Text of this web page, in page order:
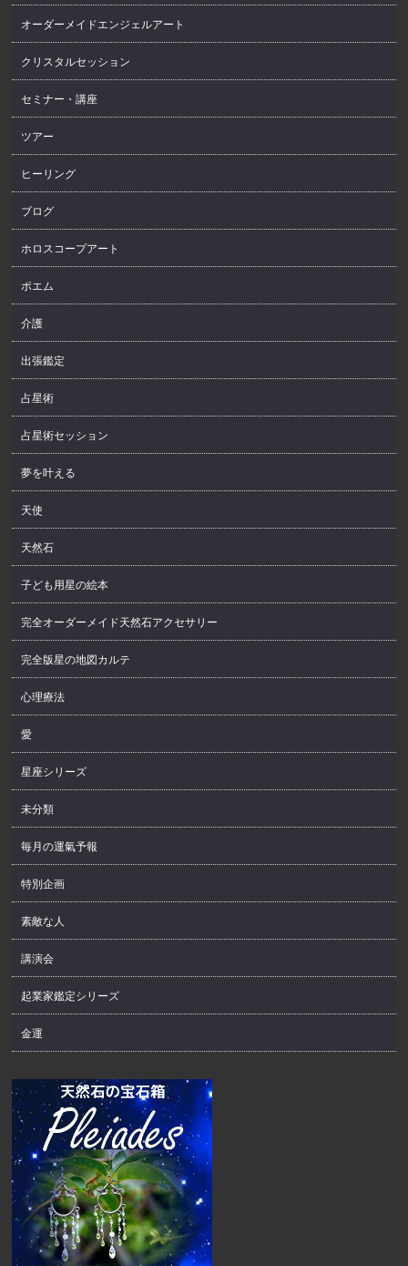
オーダーメイドエンジェルアート
クリスタルセッション
セミナー・講座
ツアー
ヒーリング
ブログ
ホロスコープアート
ポエム
介護
出張鑑定
占星術
占星術セッション
夢を叶える
天使
天然石
子ども用星の絵本
完全オーダーメイド天然石アクセサリー
完全版星の地図カルテ
心理療法
愛
星座シリーズ
未分類
毎月の運氣予報
特別企画
素敵な人
講演会
起業家鑑定シリーズ
金運